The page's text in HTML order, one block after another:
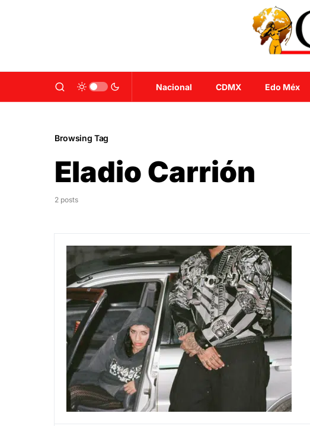
Nacional CDMX Edo Méx
Browsing Tag
Eladio Carrión
2 posts